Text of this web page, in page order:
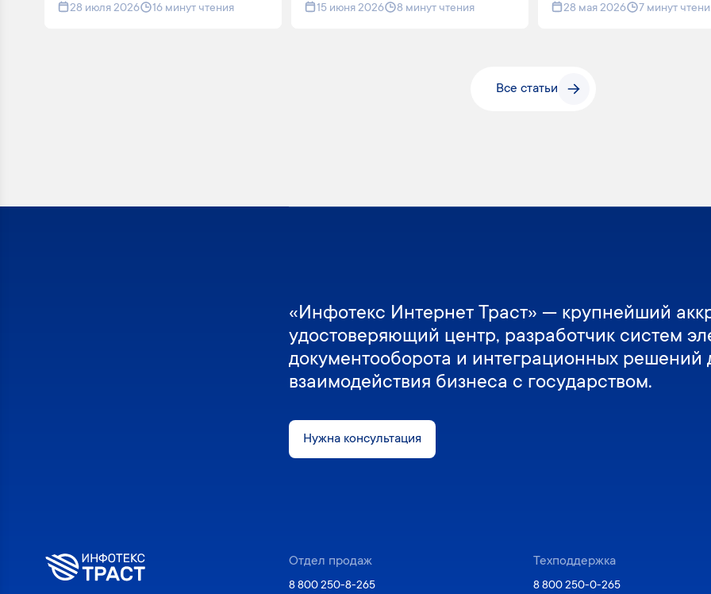
28 июля 2026 16 минут чтения 15 июня 2026 8 минут чтения 28 мая 2026 7 минут
Все статьи
«Инфотекс Интернет Траст» — крупнейший
удостоверяющий центр, разработчик систем
документооборота и интеграционных решений
взаимодействия бизнеса с государством.
Нужна консультация
Отдел продаж
8 800 250-8-265
Техподдержка
8 800 250-0-265